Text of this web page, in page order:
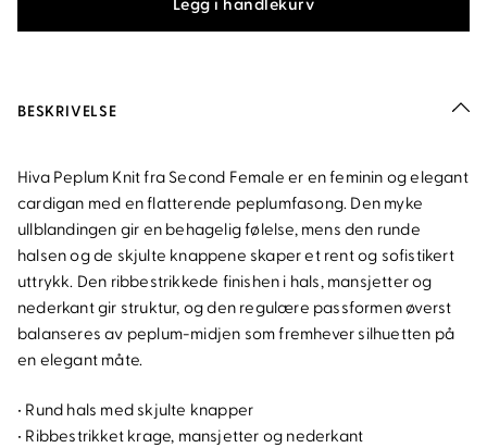
Legg i handlekurv
BESKRIVELSE
Hiva Peplum Knit fra Second Female er en feminin og elegant
cardigan med en flatterende peplumfasong. Den myke
ullblandingen gir en behagelig følelse, mens den runde
halsen og de skjulte knappene skaper et rent og sofistikert
uttrykk. Den ribbestrikkede finishen i hals, mansjetter og
nederkant gir struktur, og den regulære passformen øverst
balanseres av peplum-midjen som fremhever silhuetten på
en elegant måte.
• Rund hals med skjulte knapper
• Ribbestrikket krage, mansjetter og nederkant